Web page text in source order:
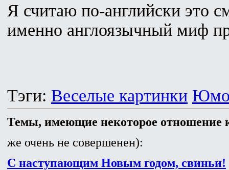
Я считаю по-английски это
именно англоязычный миф
Тэги: Веселые картинки
Темы, имеющие некоторое отношение
же очень не совершенен):
С наступающим Новым годом, свиньи!